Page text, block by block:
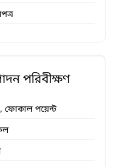
পরিবীক্ষণ
ফোকাল পয়েন্ট